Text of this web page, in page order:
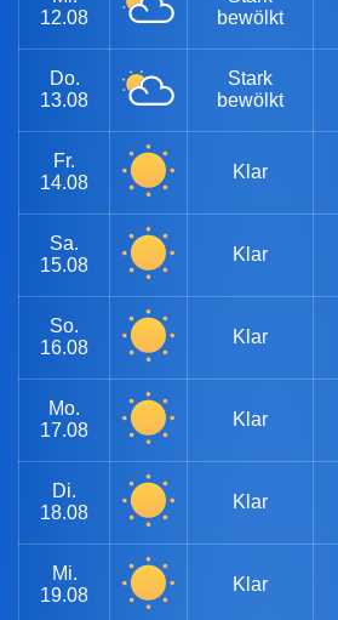
12.08
bewölkt
Do.
13.08
Stark
bewölkt
Fr.
14.08
Klar
Sa.
15.08
Klar
So.
16.08
Klar
Mo.
17.08
Klar
Di.
18.08
Klar
Mi.
19.08
Klar